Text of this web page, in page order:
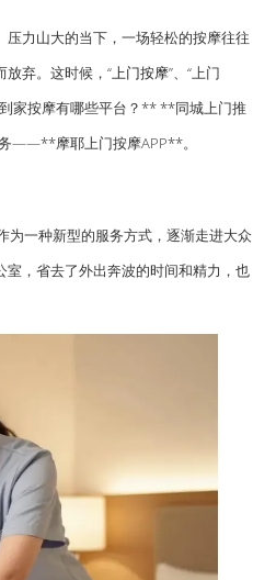
力山大的当下，一场轻松的按摩往往
弃。这时候，“上门按摩”、“上门
到家按摩有哪些平台？** **同城上门推
——**摩耶上门按摩APP**。
一种新型的服务方式，逐渐走进大众
，省去了外出奔波的时间和精力，也